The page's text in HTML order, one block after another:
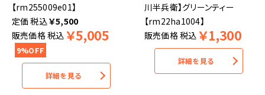
【rm255009e01】
税込￥5,500
販売価格税込 ￥5,005
9%OFF
詳細を見る
川半兵衛】グリーンティー
【rm22ha1004】
販売価格税込 ￥1,300
詳細を見る